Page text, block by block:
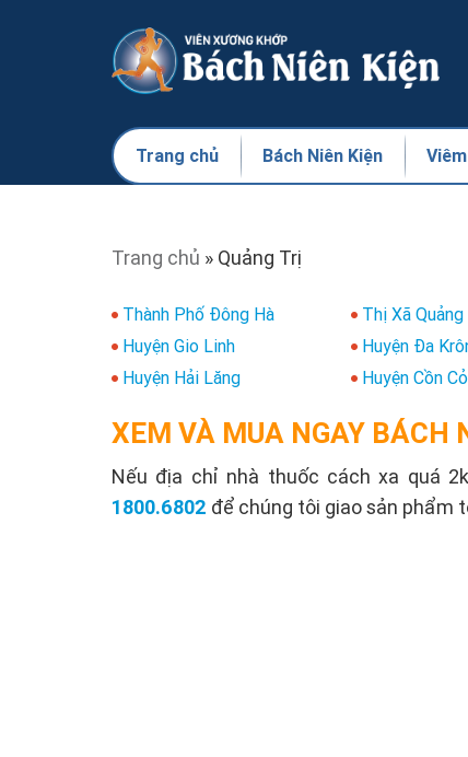
Trang chủ Bách Niên Kiện
Trang chủ » Quảng Trị
Thành Phố Đông Hà Thị Xã
Huyện Gio Linh
Huyện Đa
Huyện Hải Lăng
Huyện Cồn Cỏ
XEM VÀ MUA NGAY BÁCH
Nếu địa chỉ nhà thuốc cách xa quá
1800.6802 để chúng tôi giao sản phẩm